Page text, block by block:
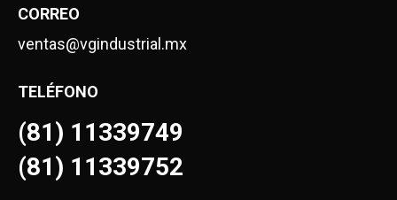
CORREO
ventas@vgindustrial.mx
TELÉFONO
(81) 11339749
(81) 11339752